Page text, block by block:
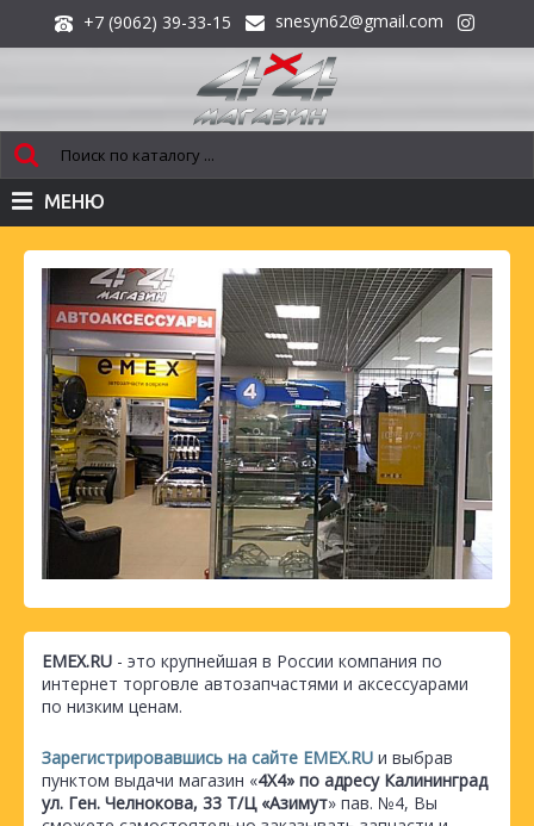
+7 (9062) 39-33-15 snesyn62@gmail.com
МЕНЮ
EMEX.RU - это крупнейшая в России компания по
интернет торговле автозапчастями и аксессуарами
по низким ценам.
Зарегистрировавшись на сайте EMEX.RU и выбрав
пунктом выдачи магазин «4Х4» по адресу Калининград
ул. Ген. Челнокова, 33 Т/Ц «Азимут» пав. №4, Вы